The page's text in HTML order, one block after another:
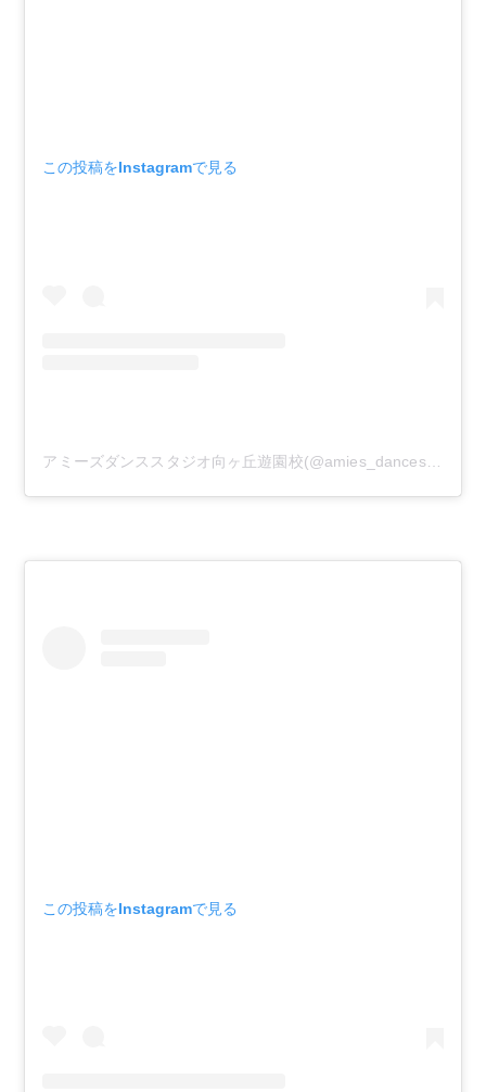
この投稿をInstagramで見る
アミーズダンススタジオ向ヶ丘遊園校(@amies_dancestudio)がシェアした投稿
この投稿をInstagramで見る